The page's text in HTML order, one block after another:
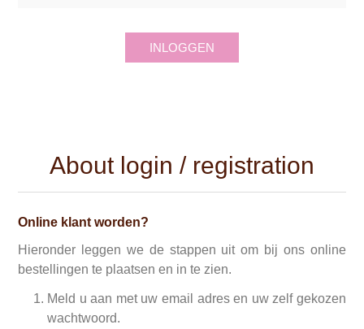
INLOGGEN
About login / registration
Online klant worden?
Hieronder leggen we de stappen uit om bij ons online
bestellingen te plaatsen en in te zien.
Meld u aan met uw email adres en uw zelf gekozen
wachtwoord.